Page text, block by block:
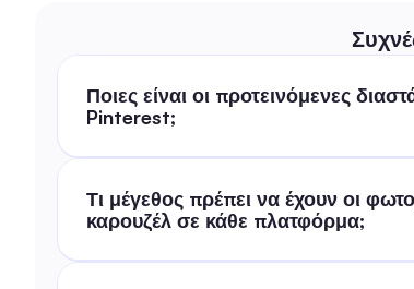
Ποιες είναι οι προτεινόμενες
Pinterest;
Τι μέγεθος πρέπει να έχουν οι
καρουζέλ σε κάθε πλατφόρμα;